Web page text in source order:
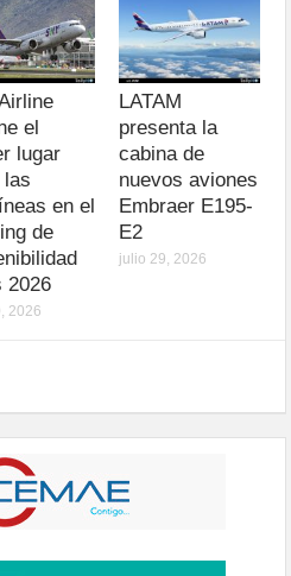
el
lugar
las
en el
de
2026
2026
LATAM
presenta la
cabina de
nuevos aviones
Embraer E195-
E2
julio 29, 2026